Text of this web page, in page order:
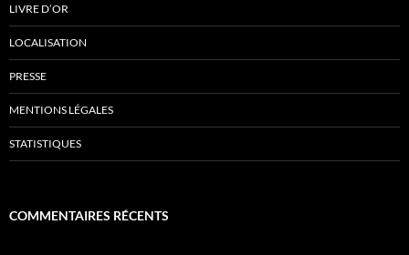
LIVRE D’OR
LOCALISATION
PRESSE
MENTIONS LÉGALES
STATISTIQUES
COMMENTAIRES RÉCENTS